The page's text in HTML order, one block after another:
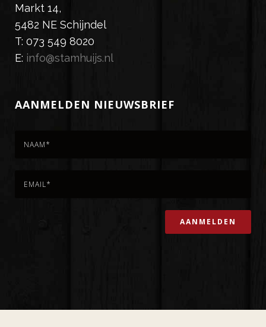
Markt 14,
5482 NE Schijndel
T: 073 549 8020
E: info@stamhuijs.nl
AANMELDEN NIEUWSBRIEF